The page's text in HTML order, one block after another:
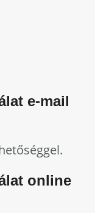
e-mail
online